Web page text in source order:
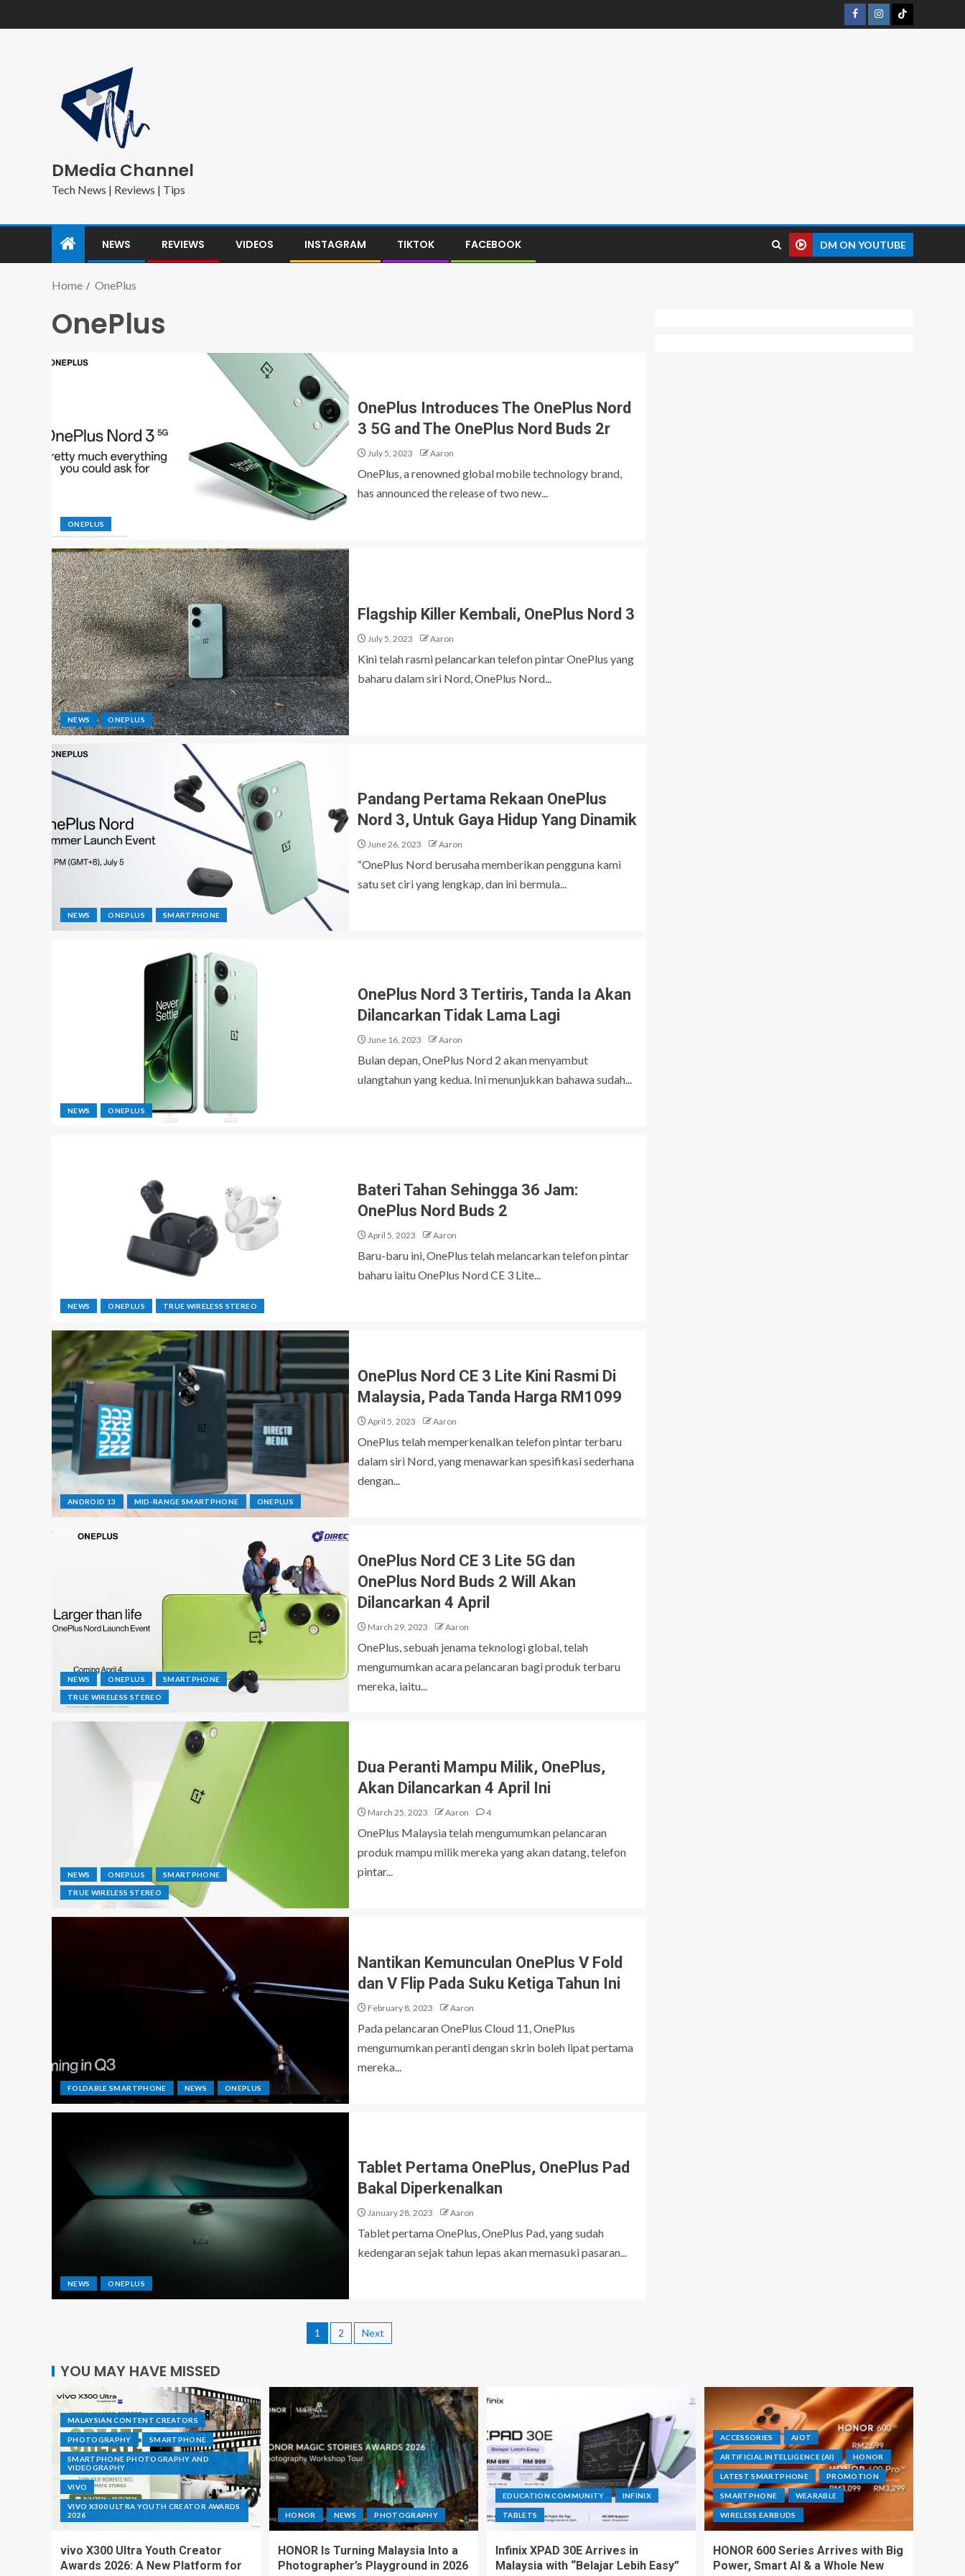
DMedia Channel
Tech News | Reviews | Tips
NEWS REVIEWS VIDEOS INSTAGRAM TIKTOK FACEBOOK DM ON YOUTUBE
Home OnePlus
OnePlus
ONEPLUS
OnePlus Introduces The OnePlus Nord
3 5G and The OnePlus Nord Buds 2r
July 5, 2023 Aaron
OnePlus, a renowned global mobile technology brand,
has announced the release of two new...
NEWS ONEPLUS
Flagship Killer Kembali, OnePlus Nord 3
July 5, 2023 Aaron
Kini telah rasmi pelancarkan telefon pintar OnePlus yang
baharu dalam siri Nord, OnePlus Nord...
NEWS ONEPLUS SMARTPHONE
Pandang Pertama Rekaan OnePlus
Nord 3, Untuk Gaya Hidup Yang Dinamik
June 26, 2023 Aaron
“OnePlus Nord berusaha memberikan pengguna kami
satu set ciri yang lengkap, dan ini bermula...
NEWS ONEPLUS
OnePlus Nord 3 Tertiris, Tanda Ia Akan
Dilancarkan Tidak Lama Lagi
June 16, 2023 Aaron
Bulan depan, OnePlus Nord 2 akan menyambut
ulangtahun yang kedua. Ini menunjukkan bahawa sudah...
NEWS ONEPLUS TRUE WIRELESS STEREO
Bateri Tahan Sehingga 36 Jam:
OnePlus Nord Buds 2
April 5, 2023 Aaron
Baru-baru ini, OnePlus telah melancarkan telefon pintar
baharu iaitu OnePlus Nord CE 3 Lite...
ANDROID 13 MID-RANGE SMARTPHONE ONEPLUS
OnePlus Nord CE 3 Lite Kini Rasmi Di
Malaysia, Pada Tanda Harga RM1099
April 5, 2023 Aaron
OnePlus telah memperkenalkan telefon pintar terbaru
dalam siri Nord, yang menawarkan spesifikasi sederhana
dengan...
NEWS ONEPLUS SMARTPHONE
TRUE WIRELESS STEREO
OnePlus Nord CE 3 Lite 5G dan
OnePlus Nord Buds 2 Will Akan
Dilancarkan 4 April
March 29, 2023 Aaron
OnePlus, sebuah jenama teknologi global, telah
mengumumkan acara pelancaran bagi produk terbaru
mereka, iaitu...
NEWS ONEPLUS SMARTPHONE
TRUE WIRELESS STEREO
Dua Peranti Mampu Milik, OnePlus,
Akan Dilancarkan 4 April Ini
March 25, 2023 Aaron 4
OnePlus Malaysia telah mengumumkan pelancaran
produk mampu milik mereka yang akan datang, telefon
pintar...
FOLDABLE SMARTPHONE NEWS ONEPLUS
Nantikan Kemunculan OnePlus V Fold
dan V Flip Pada Suku Ketiga Tahun Ini
February 8, 2023 Aaron
Pada pelancaran OnePlus Cloud 11, OnePlus
mengumumkan peranti dengan skrin boleh lipat pertama
mereka...
NEWS ONEPLUS
Tablet Pertama OnePlus, OnePlus Pad
Bakal Diperkenalkan
January 28, 2023 Aaron
Tablet pertama OnePlus, OnePlus Pad, yang sudah
kedengaran sejak tahun lepas akan memasuki pasaran...
1 2 Next
YOU MAY HAVE MISSED
MALAYSIAN CONTENT CREATORS
PHOTOGRAPHY SMARTPHONE
SMARTPHONE PHOTOGRAPHY AND
VIDEOGRAPHY
VIVO
VIVO X300 ULTRA YOUTH CREATOR AWARDS
2026
vivo X300 Ultra Youth Creator
Awards 2026: A New Platform for
HONOR NEWS PHOTOGRAPHY
HONOR Is Turning Malaysia Into a
Photographer’s Playground in 2026
EDUCATION COMMUNITY INFINIX
TABLETS
Infinix XPAD 30E Arrives in
Malaysia with “Belajar Lebih Easy”
ACCESSORIES AIOT
ARTIFICIAL INTELLIGENCE (AI) HONOR
LATEST SMARTPHONE PROMOTION
SMARTPHONE WEARABLE
WIRELESS EARBUDS
HONOR 600 Series Arrives with Big
Power, Smart AI & a Whole New